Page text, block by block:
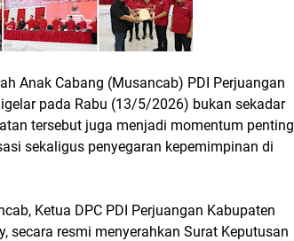
Anak Cabang (Musancab) PDI Perjuangan
pada Rabu (13/5/2026) bukan sekadar
tersebut juga menjadi momentum penting
sekaligus penyegaran kepemimpinan di
Ketua DPC PDI Perjuangan Kabupaten
secara resmi menyerahkan Surat Keputusan